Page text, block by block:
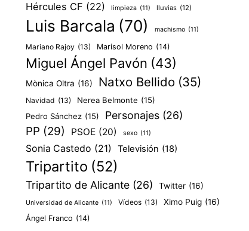
Hércules CF (22) limpieza (11) lluvias (12)
Luis Barcala (70) machismo (11)
Mariano Rajoy (13) Marisol Moreno (14)
Miguel Ángel Pavón (43)
Mònica Oltra (16) Natxo Bellido (35)
Navidad (13) Nerea Belmonte (15)
Pedro Sánchez (15) Personajes (26)
PP (29) PSOE (20) sexo (11)
Sonia Castedo (21) Televisión (18)
Tripartito (52)
Tripartito de Alicante (26) Twitter (16)
Universidad de Alicante (11) Vídeos (13) Ximo Puig (16)
Ángel Franco (14)